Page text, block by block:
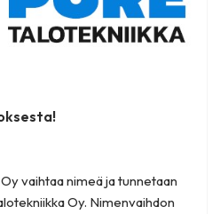
vaihtaa nimeä ja tunnetaan
Oy. Nimenvaihdon